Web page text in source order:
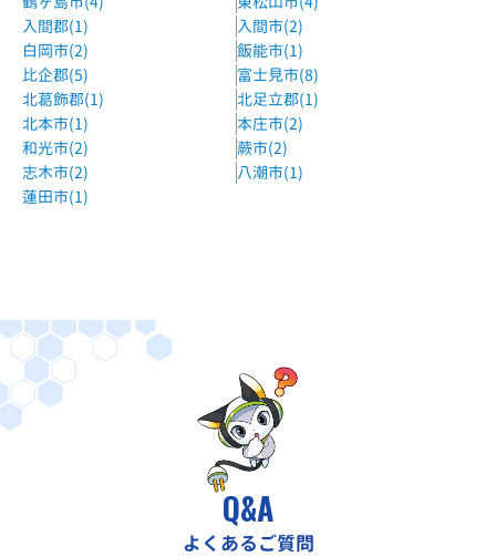
入間郡(1)
入間市(2)
白岡市(2)
飯能市(1)
比企郡(5)
富士見市(8)
北葛飾郡(1)
北足立郡(1)
北本市(1)
本庄市(2)
和光市(2)
蕨市(2)
志木市(2)
八潮市(1)
蓮田市(1)
Q&A
よくあるご質問